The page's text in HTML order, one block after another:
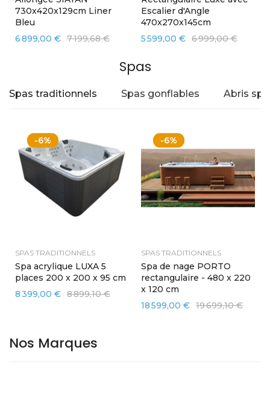
730x420x129cm Liner
Bleu
6 899,00 € 7 199,68 €
Escalier d'Angle
470x270x145cm
5 599,00 € 6 999,00 €
Spas
Spas traditionnels Spas gonflables Abris spa
-6%
SPAS TRADITIONNELS
Spa acrylique LUXA 5
places 200 x 200 x 95 cm
8 399,00 € 8 899,10 €
-6%
SPAS TRADITIONNELS
Spa de nage PORTO
rectangulaire - 480 x 220
x 120 cm
18 599,00 € 19 699,10 €
Nos Marques